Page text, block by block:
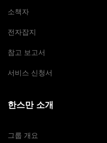
소책자
전자잡지
참고 보고서
서비스 신청서
한스만 소개
그룹 개요